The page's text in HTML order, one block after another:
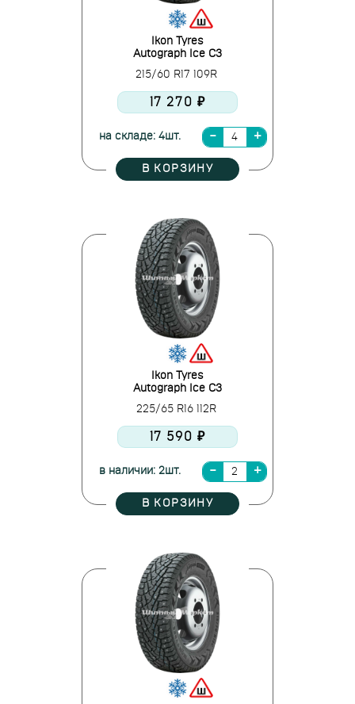
Ikon Tyres
Autograph Ice C3
215/60 R17 109R
17 270 ₽
на складе: 4шт.
В КОРЗИНУ
Ikon Tyres
Autograph Ice C3
225/65 R16 112R
17 590 ₽
в наличии: 2шт.
В КОРЗИНУ